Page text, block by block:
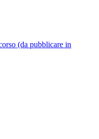
(da pubblicare in